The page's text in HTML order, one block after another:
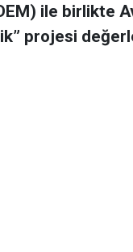
ile birlikte
projesi